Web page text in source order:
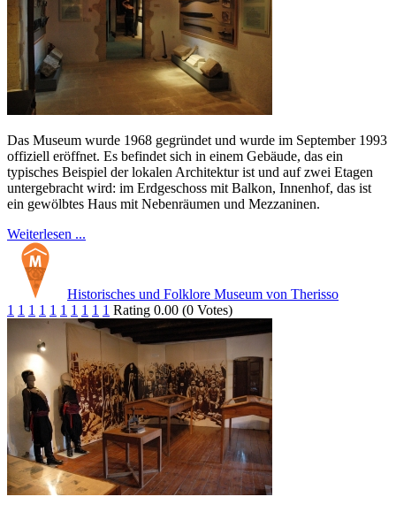
Das Museum wurde 1968 gegründet und wurde im September 1993
offiziell eröffnet. Es befindet sich in einem Gebäude, das ein
typisches Beispiel der lokalen Architektur ist und auf zwei Etagen
untergebracht wird: im Erdgeschoss mit Balkon, Innenhof, das ist
ein gewölbtes Haus mit Nebenräumen und Mezzaninen.
Weiterlesen ...
Historisches und Folklore Museum von Therisso
1 1 1 1 1 1 1 1 1 1 Rating 0.00 (0 Votes)